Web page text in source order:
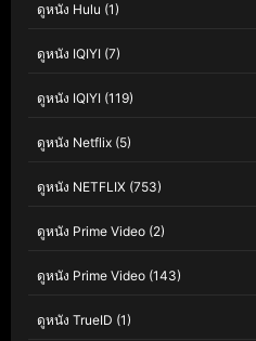
ดูหนัง Hulu (1)
ดูหนัง IQIYI (7)
ดูหนัง IQIYI (119)
ดูหนัง Netflix (5)
ดูหนัง NETFLIX (753)
ดูหนัง Prime Video (2)
ดูหนัง Prime Video (143)
ดูหนัง TrueID (1)